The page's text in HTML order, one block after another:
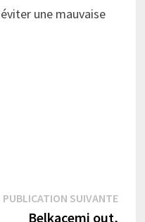
une mauvaise
:
PUBLICATION SUIVANTE
Belkacemi out,